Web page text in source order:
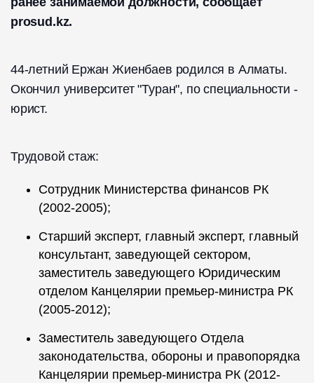
prosud.kz.
44-летний Ержан Жиенбаев родился в Алматы.
Окончил университет "Туран", по специальности -
юрист.
Трудовой стаж:
Сотрудник Министерства финансов РК
(2002-2005);
Старший эксперт, главный эксперт, главный
консультант, заведующей сектором,
заместитель заведующего Юридическим
отделом Канцелярии премьер-министра РК
(2005-2012);
Заместитель заведующего Отдела
законодательства, обороны и правопорядка
Канцелярии премьер-министра РК (2012-